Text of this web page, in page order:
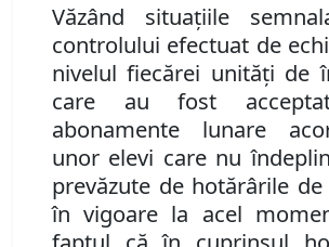
Văzând situaţiile
controlului efectuat de
nivelul fiecărei unităţi de
care au fost
abonamente lunare
unor elevi care nu
prevăzute de hotărârile
în vigoare la acel